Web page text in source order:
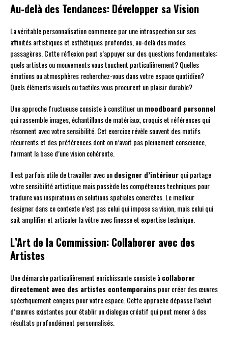
Au-delà des Tendances: Développer sa Vision
La véritable personnalisation commence par une introspection sur ses
affinités artistiques et esthétiques profondes, au-delà des modes
passagères. Cette réflexion peut s’appuyer sur des questions fondamentales:
quels artistes ou mouvements vous touchent particulièrement? Quelles
émotions ou atmosphères recherchez-vous dans votre espace quotidien?
Quels éléments visuels ou tactiles vous procurent un plaisir durable?
Une approche fructueuse consiste à constituer unmoodboard personnel
qui rassemble images, échantillons de matériaux, croquis et références qui
résonnent avec votre sensibilité. Cet exercice révèle souvent des motifs
récurrents et des préférences dont on n’avait pas pleinement conscience,
formant la base d’une vision cohérente.
Il est parfois utile de travailler avec undesigner d’intérieurqui partage
votre sensibilité artistique mais possède les compétences techniques pour
traduire vos inspirations en solutions spatiales concrètes. Le meilleur
designer dans ce contexte n’est pas celui qui impose sa vision, mais celui qui
sait amplifier et articuler la vôtre avec finesse et expertise technique.
L’Art de la Commission: Collaborer avec des
Artistes
Une démarche particulièrement enrichissante consiste àcollaborer
directement avec des artistes contemporains pour créer des œuvres
spécifiquement conçues pour votre espace. Cette approche dépasse l’achat
d’œuvres existantes pour établir un dialogue créatif qui peut mener à des
résultats profondément personnalisés.